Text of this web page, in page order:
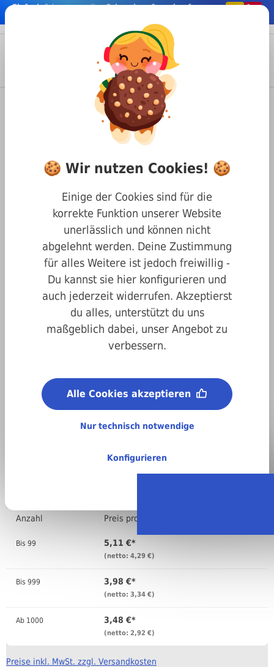
springen
Einfach& bequem onlineSchrauben & co. kaufen
Anmelden
Befestigungstechnik
Schrauben
Sechskantkopf Schrauben
DIN 960 Sechskantkopf Teilgewinde und Feingewinde
DIN 960 8.8 M16x1,5x120
120 mm
Material:
Anzahl Preis pro VPE ( )
Bis 99 5,11 €*
(netto: 4,29 €)
Bis 999 3,98 €*
(netto: 3,34 €)
Ab 1000 3,48 €*
(netto: 2,92 €)
Preise inkl. MwSt. zzgl. Versandkosten
🍪 Wir nutzen Cookies! 🍪
Einige der Cookies sind für die
korrekte Funktion unserer Website
unerlässlich und können nicht
abgelehnt werden. Deine Zustimmung
für alles Weitere ist jedoch freiwillig -
Du kannst sie hier konfigurieren und
auch jederzeit widerrufen. Akzeptierst
du alles, unterstützt du uns
maßgeblich dabei, unser Angebot zu
verbessern.
Alle Cookies akzeptieren
Nur technisch notwendige
Konfigurieren